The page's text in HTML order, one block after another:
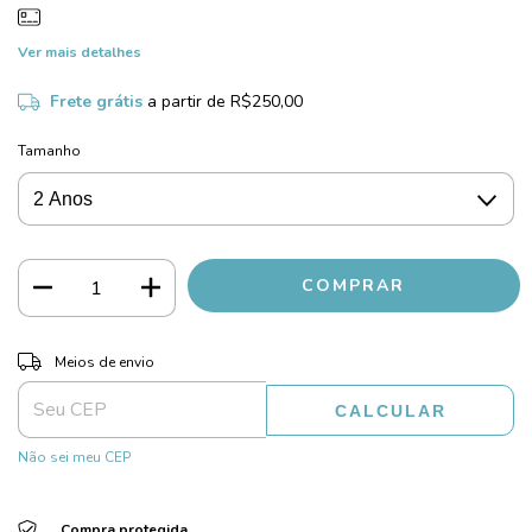
Ver mais detalhes
Frete grátis a partir de R$250,00
Tamanho
Entregas para o CEP:
Meios de envio
CALCULAR
Não sei meu CEP